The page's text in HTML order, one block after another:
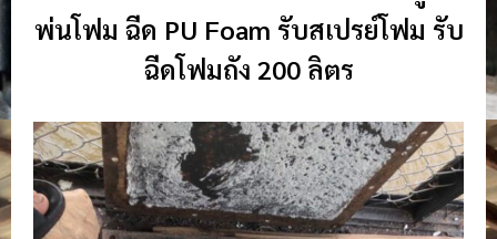
พ่นโฟม ฉีด PU Foam รับสเปรย์โฟม รับ
ฉีดโฟมถัง 200 ลิตร